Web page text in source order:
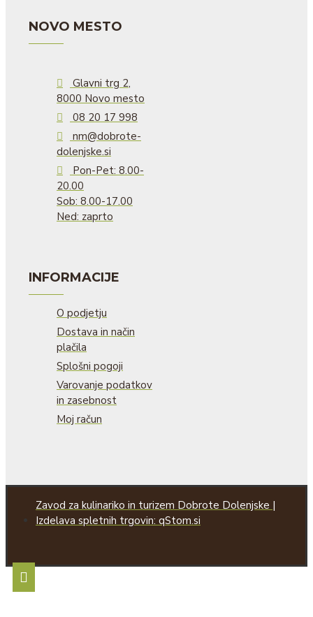
NOVO MESTO
Glavni trg 2,
8000 Novo mesto
08 20 17 998
nm@dobrote-
dolenjske.si
Pon-Pet: 8.00-
20.00
Sob: 8.00-17.00
Ned: zaprto
INFORMACIJE
O podjetju
Dostava in način
plačila
Splošni pogoji
Varovanje podatkov
in zasebnost
Moj račun
Zavod za kulinariko in turizem Dobrote Dolenjske |
Izdelava spletnih trgovin: qStom.si